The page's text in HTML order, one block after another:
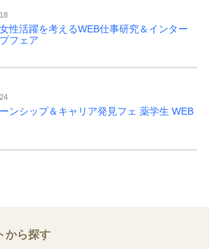
性活躍を考えるWEB仕事研究＆インター
フェア
ンシップ＆キャリア発見フェ 薬学生 WEB
から探す